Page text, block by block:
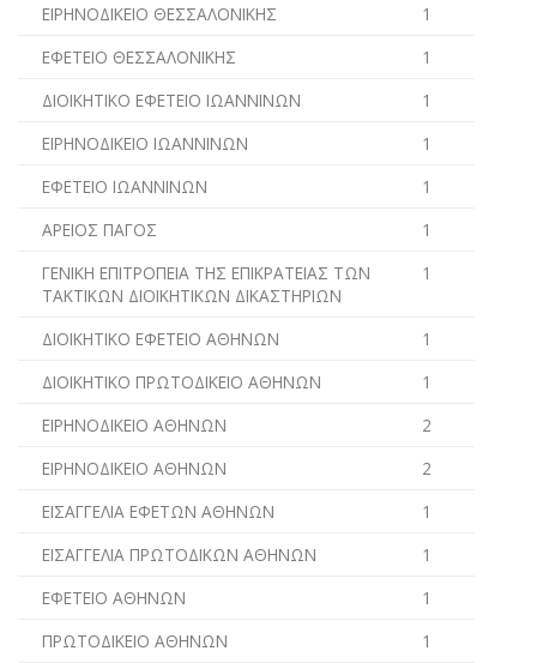
ΕΙΡΗΝΟΔΙΚΕΙΟ ΘΕΣΣΑΛΟΝΙΚΗΣ
1
ΕΦΕΤΕΙΟ ΘΕΣΣΑΛΟΝΙΚΗΣ
1
ΔΙΟΙΚΗΤΙΚΟ ΕΦΕΤΕΙΟ ΙΩΑΝΝΙΝΩΝ
1
ΕΙΡΗΝΟΔΙΚΕΙΟ ΙΩΑΝΝΙΝΩΝ
1
ΕΦΕΤΕΙΟ ΙΩΑΝΝΙΝΩΝ
1
ΑΡΕΙΟΣ ΠΑΓΟΣ
1
ΓΕΝΙΚΗ ΕΠΙΤΡΟΠΕΙΑ ΤΗΣ ΕΠΙΚΡΑΤΕΙΑΣ ΤΩΝ
ΤΑΚΤΙΚΩΝ ΔΙΟΙΚΗΤΙΚΩΝ ΔΙΚΑΣΤΗΡΙΩΝ
1
ΔΙΟΙΚΗΤΙΚΟ ΕΦΕΤΕΙΟ ΑΘΗΝΩΝ
1
ΔΙΟΙΚΗΤΙΚΟ ΠΡΩΤΟΔΙΚΕΙΟ ΑΘΗΝΩΝ
1
ΕΙΡΗΝΟΔΙΚΕΙΟ ΑΘΗΝΩΝ
2
ΕΙΡΗΝΟΔΙΚΕΙΟ ΑΘΗΝΩΝ
2
ΕΙΣΑΓΓΕΛΙΑ ΕΦΕΤΩΝ ΑΘΗΝΩΝ
1
ΕΙΣΑΓΓΕΛΙΑ ΠΡΩΤΟΔΙΚΩΝ ΑΘΗΝΩΝ
1
ΕΦΕΤΕΙΟ ΑΘΗΝΩΝ
1
ΠΡΩΤΟΔΙΚΕΙΟ ΑΘΗΝΩΝ
1